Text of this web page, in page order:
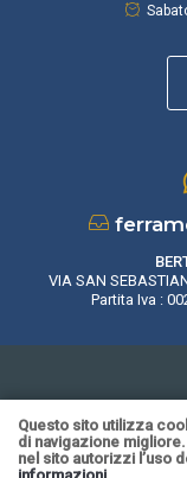
VIA SAN
Partita Iva :
Questo sito utilizza
di navigazione
nel sito autorizzi l’uso